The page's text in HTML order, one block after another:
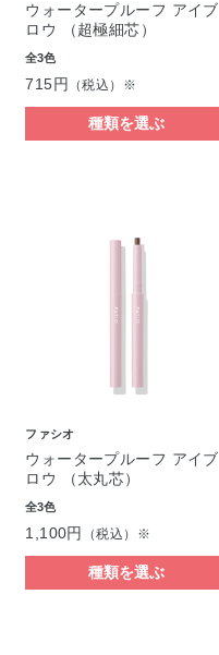
ウォータープルーフ アイブ
ロウ （超極細芯）
全3色
715円 （税込）※
種類を選ぶ
ファシオ
ウォータープルーフ アイブ
ロウ （太丸芯）
全3色
1,100円 （税込）※
種類を選ぶ